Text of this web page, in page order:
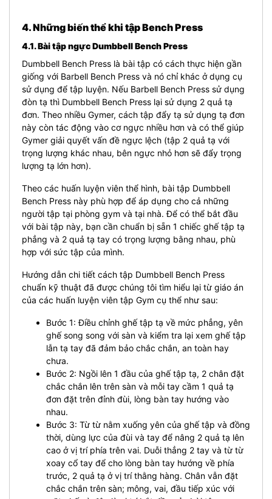
4. Những biến thể khi tập Bench Press
4.1. Bài tập ngực Dumbbell Bench Press
Dumbbell Bench Press là bài tập có cách thực hiện gần
giống với Barbell Bench Press và nó chỉ khác ở dụng cụ
sử dụng để tập luyện. Nếu Barbell Bench Press sử dụng
đòn tạ thì Dumbbell Bench Press lại sử dụng 2 quả tạ
đơn. Theo nhiều Gymer, cách tập đẩy tạ sử dụng tạ đơn
này còn tác động vào cơ ngực nhiều hơn và có thể giúp
Gymer giải quyết vấn đề ngực lệch (tập 2 quả tạ với
trọng lượng khác nhau, bên ngực nhỏ hơn sẽ đẩy trọng
lượng tạ lớn hơn).
Theo các huấn luyện viên thể hình, bài tập Dumbbell
Bench Press này phù hợp để áp dụng cho cả những
người tập tại phòng gym và tại nhà. Để có thể bắt đầu
với bài tập này, bạn cần chuẩn bị sẵn 1 chiếc ghế tập tạ
phẳng và 2 quả tạ tay có trọng lượng bằng nhau, phù
hợp với sức tập của mình.
Hướng dẫn chi tiết cách tập Dumbbell Bench Press
chuẩn kỹ thuật đã được chúng tôi tìm hiểu lại từ giáo án
của các huấn luyện viên tập Gym cụ thể như sau:
Bước 1: Điều chỉnh ghế tập tạ về mức phẳng, yên
ghế song song với sàn và kiểm tra lại xem ghế tập
lẫn tạ tay đã đảm bảo chắc chắn, an toàn hay
chưa.
Bước 2: Ngồi lên 1 đầu của ghế tập tạ, 2 chân đặt
chắc chắn lên trên sàn và mỗi tay cầm 1 quả tạ
đơn đặt trên đỉnh đùi, lòng bàn tay hướng vào
nhau.
Bước 3: Từ từ nằm xuống yên của ghế tập và đồng
thời, dùng lực của đùi và tay để nâng 2 quả tạ lên
cao ở vị trí phía trên vai. Duỗi thẳng 2 tay và từ từ
xoay cổ tay để cho lòng bàn tay hướng về phía
trước, 2 quả tạ ở vị trí thằng hàng. Chân vẫn đặt
chắc chắn trên sàn; mông, vai, đầu tiếp xúc với